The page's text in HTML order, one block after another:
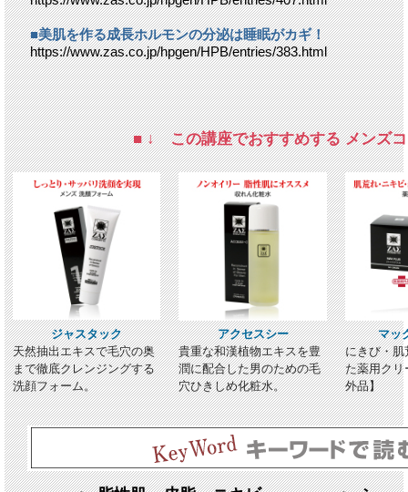
■美肌を作る成長ホルモンの分泌は睡眠がカギ！
https://www.zas.co.jp/hpgen/HPB/entries/383.html
■ ↓ この講座でおすすめする メンズ
ジャスタック アクセスシー
マッ
天然抽出エキスで毛穴の奥
まで徹底クレンジングする
洗顔フォーム。
貴重な和漢植物エキスを豊
潤に配合した男のための毛
穴ひきしめ化粧水。
にきび・肌
た薬用クリ
外品】